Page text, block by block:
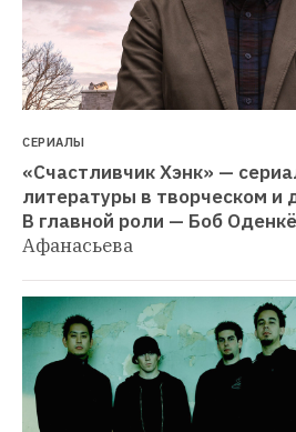
СЕРИАЛЫ
«Счастливчик Хэнк» —
литературы в творческом и
В главной роли — Боб
Афанасьева